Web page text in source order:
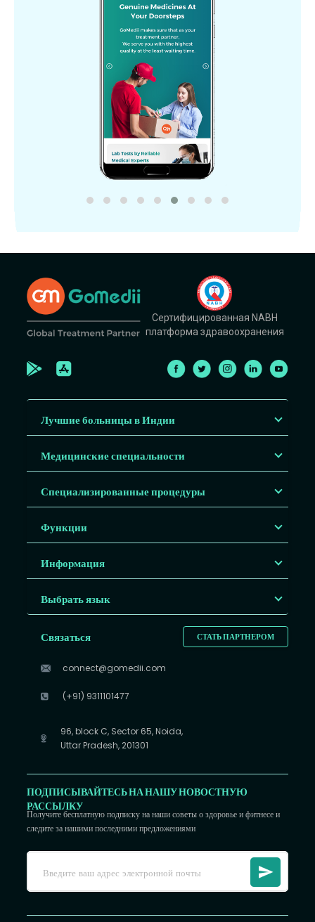
Сертифицированная NABH
платформа здравоохранения
Лучшие больницы в Индии
Медицинские специальности
Специализированные процедуры
Функции
Информация
Выбрать язык
СТАТЬ ПАРТНЕРОМ
Связаться
connect@gomedii.com
(+91) 9311101477
96, block C, Sector 65, Noida,
Uttar Pradesh, 201301
ПОДПИСЫВАЙТЕСЬ НА НАШУ НОВОСТНУЮ
РАССЫЛКУ
Получите бесплатную подписку на наши советы о здоровье и фитнесе и
следите за нашими последними предложениями